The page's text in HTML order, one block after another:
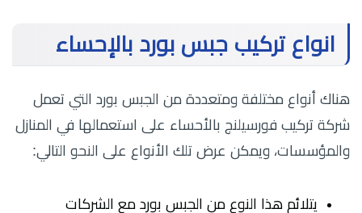
انواع تركيب جبس بورد بالإحساء
هناك أنواع مختلفة ومتعددة من الجبس بورد التي تعمل
شركة تركيب فورسيلنج بالأحساء على استعمالها في المنازل
والمؤسسات، ويمكن عرض تلك الأنواع على النحو التالي:
يتلائم هذا النوع من الجبس بورد مع الشركات